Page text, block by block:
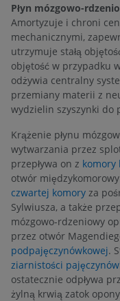
Płyn mózgowo-
Amortyzuje i chroni
mechanicznymi,
utrzymuje stałą
objętość w przypadku
odżywia centralny
przemiany materii z
wydzielin szyszynki do
Krążenie płynu
wytwarzania przez
przepływa on z komory
otwór
czwartej komory za
Sylwiusza, a także
mózgowo-rdzeniowy
przez otwór
podpajęczynówkowej.
ziarnistości
ostatecznie odpływa
żylną krwią zatok